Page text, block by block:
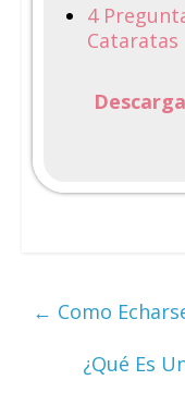
4
Cataratas
← Como
¿Qué Es